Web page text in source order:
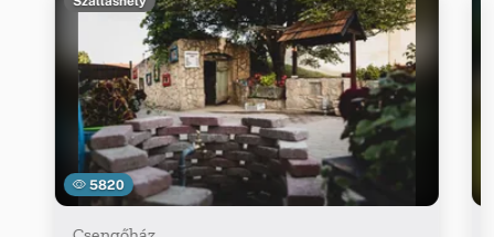
5820